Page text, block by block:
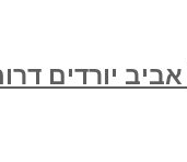
יורדים